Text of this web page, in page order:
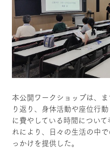
本公開ワークショップは、
り返り、身体活動や座位行
に費やしている時間につい
れにより、日々の生活の中
っかけを提供した。